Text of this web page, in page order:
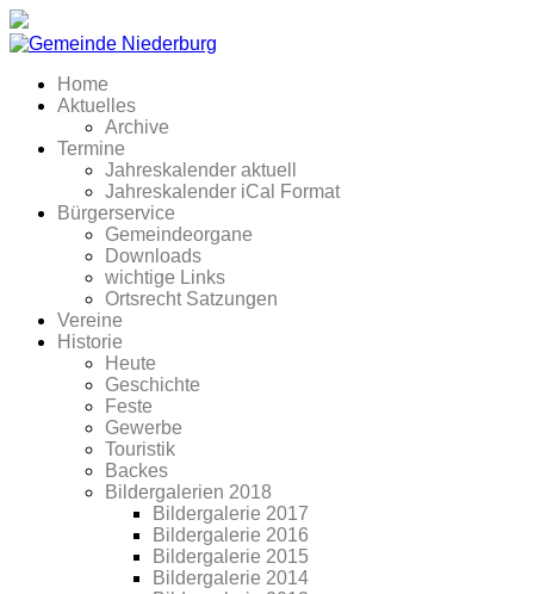
Home
Aktuelles
Archive
Termine
Jahreskalender aktuell
Jahreskalender iCal Format
Bürgerservice
Gemeindeorgane
Downloads
wichtige Links
Ortsrecht Satzungen
Vereine
Historie
Heute
Geschichte
Feste
Gewerbe
Touristik
Backes
Bildergalerien 2018
Bildergalerie 2017
Bildergalerie 2016
Bildergalerie 2015
Bildergalerie 2014